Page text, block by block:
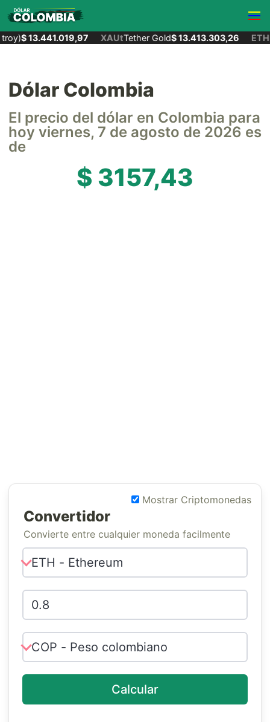
$ 13.441.019,97 XAUtTether Gold$ 13.413.303,26 ETH
Dólar Colombia
El precio del dólar en Colombia para
hoy viernes, 7 de agosto de 2026 es
de
$ 3157,43
Mostrar Criptomonedas
Convertidor
Convierte entre cualquier moneda facilmente
Calcular